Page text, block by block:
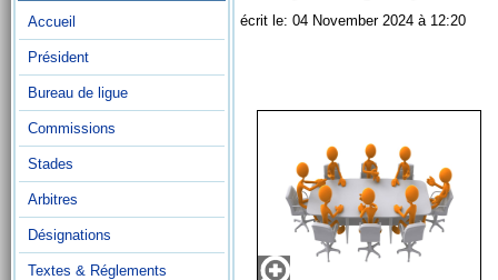
Accueil
Président
Bureau de ligue
Commissions
Stades
Arbitres
Désignations
Textes & Réglements
écrit le: 04 November 2024 à 12:20